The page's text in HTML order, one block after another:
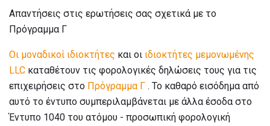
Απαντήσεις στις ερωτήσεις σας σχετικά με το
Πρόγραμμα Γ
Οι μοναδικοί ιδιοκτήτες και οι ιδιοκτήτες μεμονωμένης
LLC καταθέτουν τις φορολογικές δηλώσεις τους για τις
επιχειρήσεις στο Πρόγραμμα Γ . Το καθαρό εισόδημα από
αυτό το έντυπο συμπεριλαμβάνεται με άλλα έσοδα στο
Έντυπο 1040 του ατόμου - προσωπική φορολογική